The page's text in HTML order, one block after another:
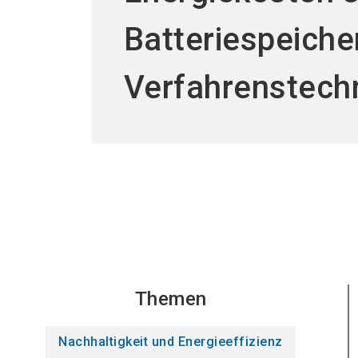
Themen
Nachhaltigkeit und Energieeffizienz